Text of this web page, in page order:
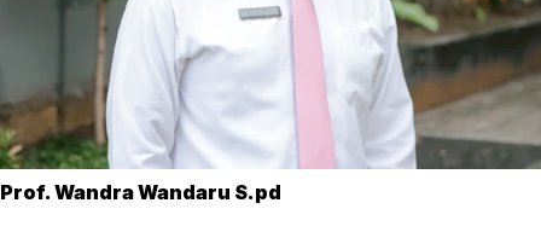
Prof. Wandra Wandaru S.pd